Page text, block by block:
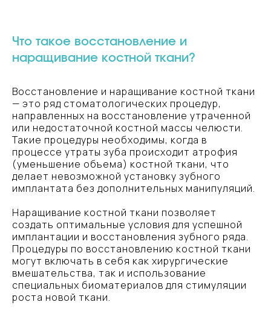
Что такое восстановление и
наращивание костной ткани?
Восстановление и наращивание костной ткани
— это ряд стоматологических процедур,
направленных на восстановление утраченной
или недостаточной костной массы челюсти.
Такие процедуры необходимы, когда в
процессе утраты зуба происходит атрофия
(уменьшение объема) костной ткани, что
делает невозможной установку зубного
имплантата без дополнительных манипуляций.
Наращивание костной ткани позволяет
создать оптимальные условия для успешной
имплантации и восстановления зубного ряда.
Процедуры по восстановлению костной ткани
могут включать в себя как хирургические
вмешательства, так и использование
специальных биоматериалов для стимуляции
роста новой ткани.